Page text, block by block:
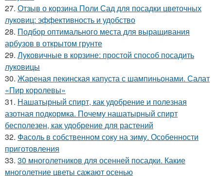
27. Отзыв о корзина Поли Сад для посадки цветочных
луковиц: эффективность и удобство
28. Подбор оптимального места для выращивания
арбузов в открытом грунте
29. Луковичные в корзине: простой способ посадить
луковицы
30. Жареная пекинская капуста с шампиньонами. Салат
«Пир королевы»
31. Нашатырный спирт, как удобрение и полезная
азотная подкормка. Почему нашатырный спирт
бесполезен, как удобрение для растений
32. Фасоль в собственном соку на зиму. Особенности
приготовления
33. 30 многолетников для осенней посадки. Какие
многолетние цветы сажают осенью